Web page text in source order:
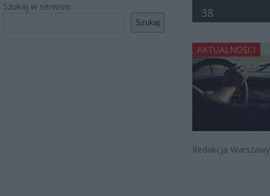
Szukaj w serwisie
Szukaj
38
AKTUALNOŚCI
Redakcja